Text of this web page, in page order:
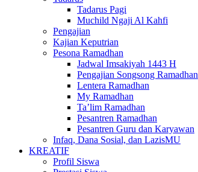
Tadarus Pagi
Muchild Ngaji Al Kahfi
Pengajian
Kajian Keputrian
Pesona Ramadhan
Jadwal Imsakiyah 1443 H
Pengajian Songsong Ramadhan
Lentera Ramadhan
My Ramadhan
Ta’lim Ramadhan
Pesantren Ramadhan
Pesantren Guru dan Karyawan
Infaq, Dana Sosial, dan LazisMU
KREATIF
Profil Siswa